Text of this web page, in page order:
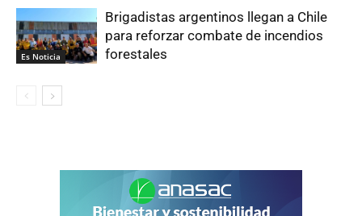
Es Noticia
Brigadistas argentinos llegan a Chile
para reforzar combate de incendios
forestales